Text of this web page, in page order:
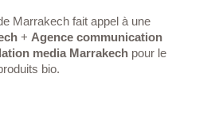
Marrakech fait appel à une
+ Agence communication
media Marrakech pour le
bio.